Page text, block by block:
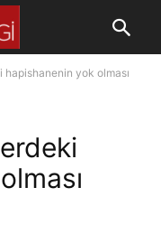
yok olması